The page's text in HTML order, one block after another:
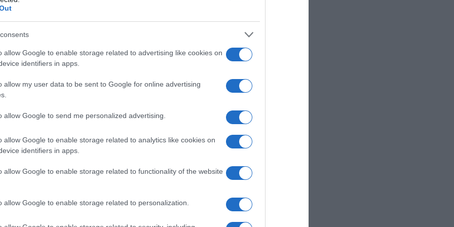
allow Google to enable storage related to advertising like cookies on
identifiers in apps.
allow my user data to be sent to Google for online advertising
allow Google to send me personalized advertising.
allow Google to enable storage related to analytics like cookies on
identifiers in apps.
allow Google to enable storage related to functionality of the website
allow Google to enable storage related to personalization.
που ασχολήθηκαν με τον αθλητισμό
και ποδόσφαιρο.
το Σάββατο 1 Νοεμβρίου στο χωριό
στη Λευκίμμη ώρα 12:00.